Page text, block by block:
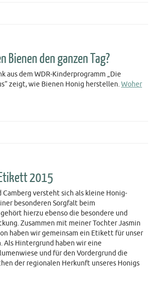
Bienen den ganzen Tag?
aus dem WDR-Kinderprogramm „Die
zeigt, wie Bienen Honig herstellen.Woher
2015
Camberg versteht sich als kleine Honig-
besonderen Sorgfalt beim
hierzu ebenso die besondere und
Zusammen mit meiner Tochter Jasmin
haben wir gemeinsam ein Etikett für unser
Als Hintergrund haben wir eine
und für den Vordergrund die
der regionalen Herkunft unseres Honigs